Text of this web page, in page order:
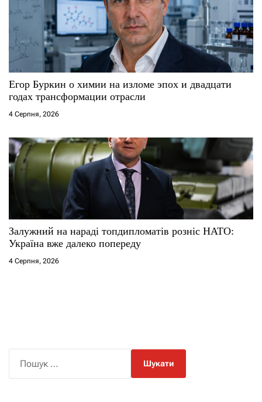
Егор Буркин о химии на изломе эпох и двадцати
годах трансформации отрасли
4 Серпня, 2026
Залужний на нараді топдипломатів розніс НАТО:
Україна вже далеко попереду
4 Серпня, 2026